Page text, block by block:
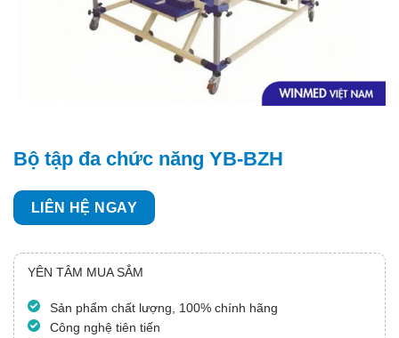
Bộ tập đa chức năng YB-BZH
LIÊN HỆ NGAY
YÊN TÂM MUA SẮM
Sản phẩm chất lượng, 100% chính hãng
Công nghệ tiên tiến